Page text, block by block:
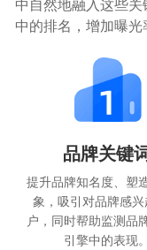
中自然地融入这些
中的排名，增加曝光
品牌关键
提升品牌知名度、塑
象，吸引对品牌感
户，同时帮助监测品
引擎中的表现。